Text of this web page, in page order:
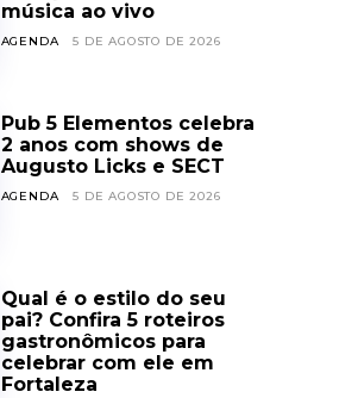
música ao vivo
AGENDA 5 DE AGOSTO DE 2026
Pub 5 Elementos celebra
2 anos com shows de
Augusto Licks e SECT
AGENDA 5 DE AGOSTO DE 2026
Qual é o estilo do seu
pai? Confira 5 roteiros
gastronômicos para
celebrar com ele em
Fortaleza